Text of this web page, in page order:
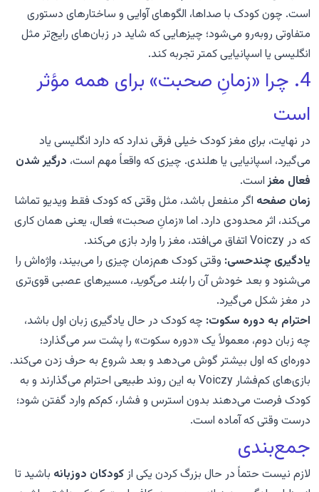
است. چون کودک با صداها، الگوهای آوایی و ساختارهای دستوری
متفاوتی روبه‌رو می‌شود؛ چیزهایی که شاید در زبان‌های رایج‌تر مثل
انگلیسی یا اسپانیایی کمتر تجربه کند.
4. چرا «زمانِ صحبت» برای همه مؤثر
است
در نهایت، برای مغز کودک خیلی فرقی ندارد که دارد انگلیسی یاد
می‌گیرد، اسپانیایی یا هلندی. چیزی که واقعاً مهم است، درگیر شدن
فعال مغزاست.
زمان صفحه اگر منفعل باشد، مثل وقتی که کودک فقط ویدیو تماشا
می‌کند، اثر محدودی دارد. اما «زمانِ صحبت» فعال، یعنی همان کاری
که در Voiczy اتفاق می‌افتد، مغز را وارد بازی می‌کند.
یادگیری چندحسی: وقتی کودک هم‌زمان چیزی را می‌بیند، واژه‌اش را
می‌شنود و بعد خودش آن رابلند می‌گوید، مسیرهای عصبی قوی‌تری
در مغز شکل می‌گیرد.
احترام به دوره سکوت: چه کودک در حال یادگیری زبان اول باشد،
چه زبان دوم، معمولاً یک «دوره سکوت» را پشت سر می‌گذارد؛
دوره‌ای که اول بیشتر گوش می‌دهد و بعد شروع به حرف زدن می‌کند.
بازی‌های کم‌فشار Voiczy به این روند طبیعی احترام می‌گذارند و به
کودک فرصت می‌دهند بدون استرس و فشار، کم‌کم وارد گفتن شود؛
درست وقتی که آماده است.
جمع‌بندی
لازم نیست حتماً در حال بزرگ کردن یکی از کودکان دوزبانه باشید تا